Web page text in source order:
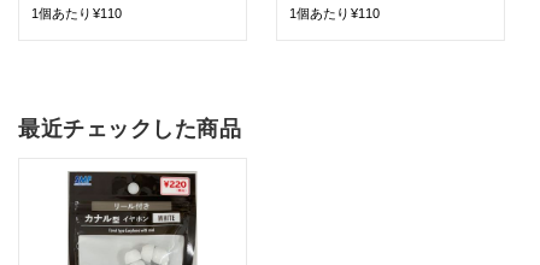
1個あたり¥110 1個あたり¥110
最近チェックした商品